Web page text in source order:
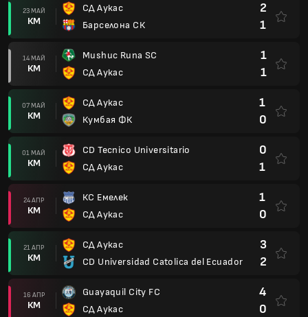
23 МАЙ
КМ
СД Аукас
Барселона СК
2
1
14 МАЙ
КМ
Mushuc Runa SC
СД Аукас
1
1
07 МАЙ
КМ
СД Аукас
Кумбая ФК
1
0
01 МАЙ
КМ
CD Tecnico Universitario
СД Аукас
0
1
24 АПР
КМ
КС Емелек
СД Аукас
1
0
21 АПР
КМ
СД Аукас
CD Universidad Catolica del Ecuador
3
2
16 АПР
КМ
Guayaquil City FC
СД Аукас
4
0